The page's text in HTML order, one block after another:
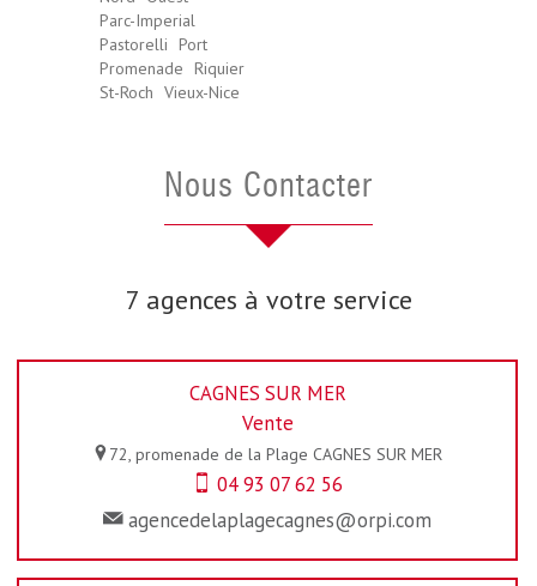
Parc-Imperial
Pastorelli Port
Promenade Riquier
St-Roch Vieux-Nice
Nous Contacter
7 agences à votre service
CAGNES SUR MER
Vente
72, promenade de la Plage CAGNES SUR MER
04 93 07 62 56
agencedelaplagecagnes@orpi.com